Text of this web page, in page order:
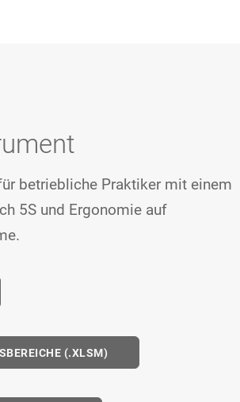
betriebliche Praktiker mit einem
5S und Ergonomie auf
(.XLSM)